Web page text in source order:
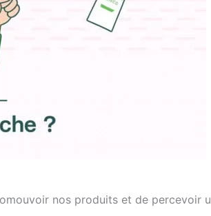
nos produits et de percevoir